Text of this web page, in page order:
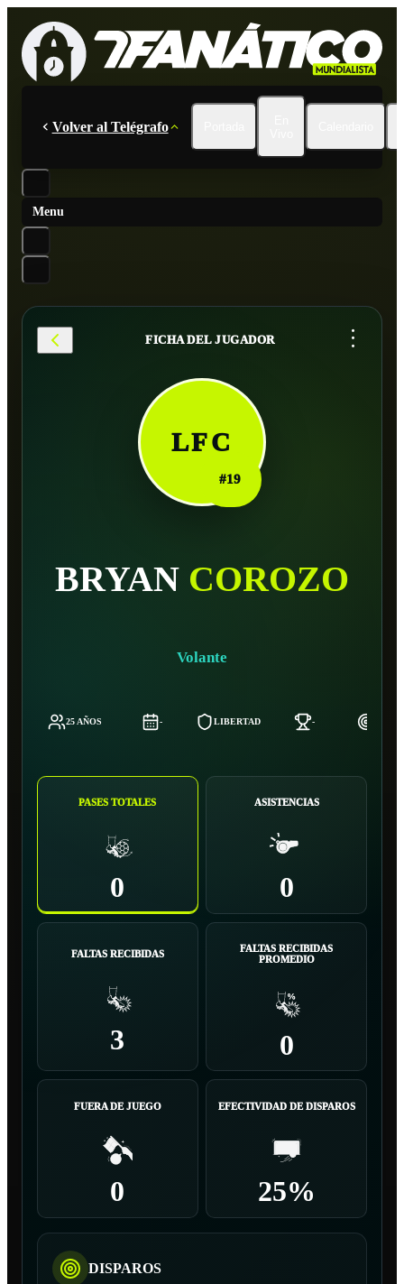
Volver al Telégrafo
Menu
FICHA DEL JUGADOR ...
LFC
#19
BRYAN COROZO
Volante
25 AÑOS - LIBERTAD -
PASES TOTALES
0
ASISTENCIAS
0
FALTAS RECIBIDAS
3
FALTAS RECIBIDAS
PROMEDIO
0
FUERA DE JUEGO
0
EFECTIVIDAD DE DISPAROS
25%
DISPAROS